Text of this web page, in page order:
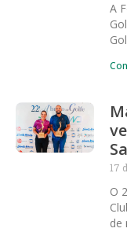
A
17
O
de